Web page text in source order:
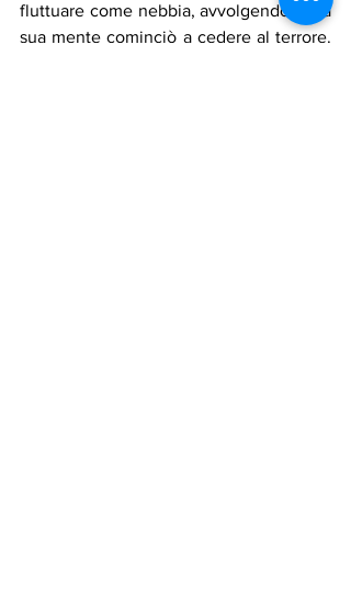
fluttuare come nebbia, avvolgendolo. La
sua mente cominciò a cedere al terrore.